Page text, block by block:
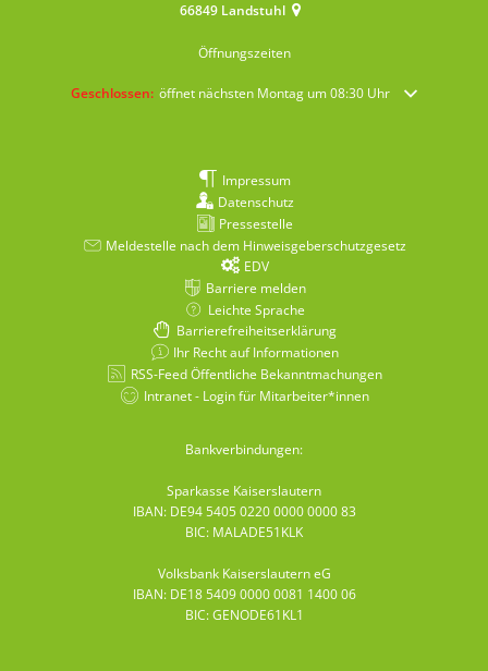
66849 Landstuhl
Öffnungszeiten
Klicken, um weitere Öffnungs- oder Schließzeiten auszublenden
Geschlossen: öffnet nächsten Montag um 08:30 Uhr
Impressum
Datenschutz
Pressestelle
Meldestelle nach dem Hinweisgeberschutzgesetz
EDV
Barriere melden
Leichte Sprache
Barrierefreiheitserklärung
Ihr Recht auf Informationen
RSS-Feed Öffentliche Bekanntmachungen
Intranet - Login für Mitarbeiter*innen
Bankverbindungen:
Sparkasse Kaiserslautern
IBAN: DE94 5405 0220 0000 0000 83
BIC: MALADE51KLK
Volksbank Kaiserslautern eG
IBAN: DE18 5409 0000 0081 1400 06
BIC: GENODE61KL1